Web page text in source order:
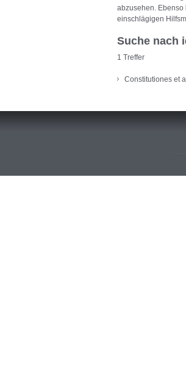
abzusehen. Ebenso
einschlägigen
Suche nach
1 Treffer
Constitutiones et